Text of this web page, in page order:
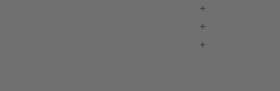
+
+
+